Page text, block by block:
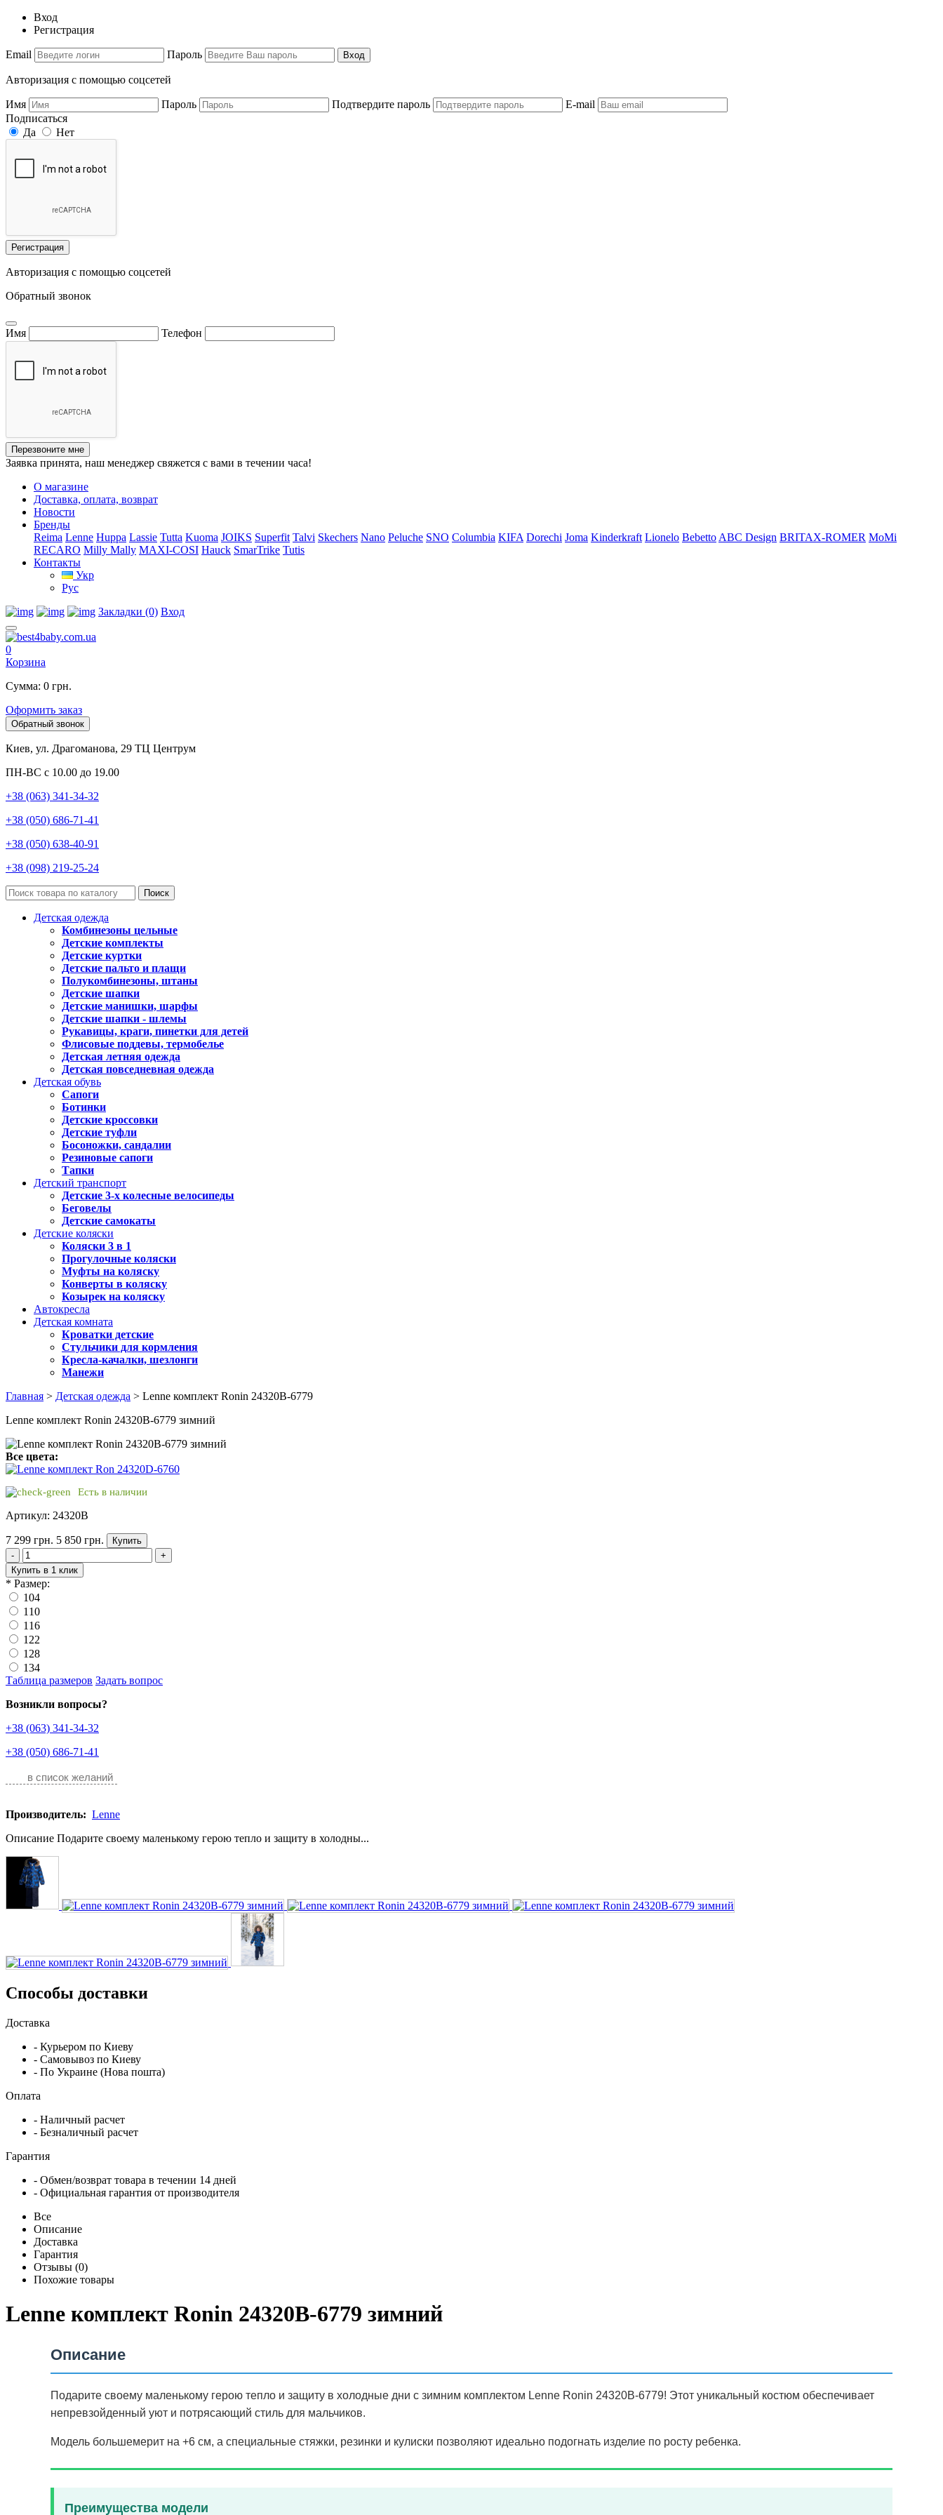
Вход
Регистрация
Email Пароль Вход
Авторизация с помощью соцсетей
Имя Пароль Подтвердите пароль
E-mail
Подписаться
Да
Нет
Регистрация
Авторизация с помощью соцсетей
Обратный звонок
Имя Телефон
Перезвоните мне
Заявка принята, наш менеджер свяжется с вами в течении часа!
О магазине
Доставка, оплата, возврат
Новости
Бренды
Reima Lenne Huppa Lassie Tutta Kuoma JOIKS Superfit Talvi Skechers Nano Peluche SNO Columbia KIFA Dorechi Joma Kinderkraft Lionelo Bebetto ABC Design BRITAX-ROMER MoMi
RECARO Milly Mally MAXI-COSI Hauck SmarTrike Tutis
Контакты
Укр
Рус
Закладки (0) Вход
0
Корзина
Сумма: 0 грн.
Оформить заказ
Обратный звонок
Киев, ул. Драгоманова, 29 ТЦ Центрум
ПН-ВС с 10.00 до 19.00
+38 (063) 341-34-32
+38 (050) 686-71-41
+38 (050) 638-40-91
+38 (098) 219-25-24
Поиск
Детская одежда
Комбинезоны цельные
Детские комплекты
Детские куртки
Детские пальто и плащи
Полукомбинезоны, штаны
Детские шапки
Детские манишки, шарфы
Детские шапки - шлемы
Рукавицы, краги, пинетки для детей
Флисовые поддевы, термобелье
Детская летняя одежда
Детская повседневная одежда
Детская обувь
Сапоги
Ботинки
Детские кроссовки
Детские туфли
Босоножки, сандалии
Резиновые сапоги
Тапки
Детский транспорт
Детские 3-х колесные велосипеды
Беговелы
Детские самокаты
Детские коляски
Коляски 3 в 1
Прогулочные коляски
Муфты на коляску
Конверты в коляску
Козырек на коляску
Автокресла
Детская комната
Кроватки детские
Стульчики для кормления
Кресла-качалки, шезлонги
Манежи
Главная > Детская одежда > Lenne комплект Ronin 24320B-6779
Lenne комплект Ronin 24320B-6779 зимний
Все цвета:
Есть в наличии
Артикул: 24320B
7 299 грн. 5 850 грн.
Купить
-
+
Купить в 1 клик
* Размер:
104
110
116
122
128
134
Таблица размеров Задать вопрос
Возникли вопросы?
+38 (063) 341-34-32
+38 (050) 686-71-41
в список желаний
Производитель: Lenne
Описание Подарите своему маленькому герою тепло и защиту в холодны...
Способы доставки
Доставка
- Курьером по Киеву
- Самовывоз по Киеву
- По Украине (Нова пошта)
Оплата
- Наличный расчет
- Безналичный расчет
Гарантия
- Обмен/возврат товара в течении 14 дней
- Официальная гарантия от производителя
Все
Описание
Доставка
Гарантия
Отзывы (0)
Похожие товары
Lenne комплект Ronin 24320B-6779 зимний
Описание
Подарите своему маленькому герою тепло и защиту в холодные дни с зимним комплектом Lenne Ronin 24320B-6779! Этот уникальный костюм обеспечивает
непревзойденный уют и потрясающий стиль для мальчиков.
Модель большемерит на +6 см, а специальные стяжки, резинки и кулиски позволяют идеально подогнать изделие по росту ребенка.
Преимущества модели